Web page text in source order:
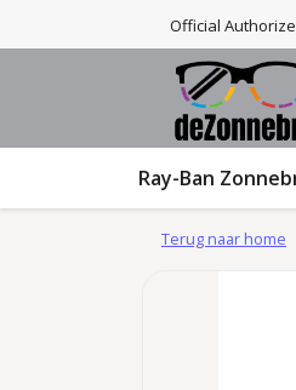
Official
Ray-Ban
Terug naar home